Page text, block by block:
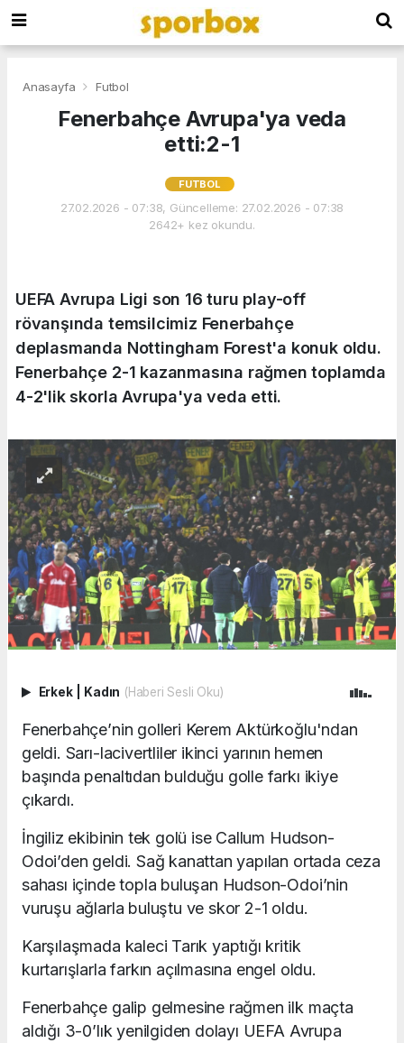
Anasayfa Futbol
Fenerbahçe Avrupa'ya veda
etti:2-1
FUTBOL
27.02.2026 - 07:38, Güncelleme: 27.02.2026 - 07:38
2642+ kez okundu.
UEFA Avrupa Ligi son 16 turu play-off
rövanşında temsilcimiz Fenerbahçe
deplasmanda Nottingham Forest'a konuk oldu.
Fenerbahçe 2-1 kazanmasına rağmen toplamda
4-2'lik skorla Avrupa'ya veda etti.
Erkek Kadın (Haberi Sesli Oku)
Fenerbahçe’nin golleri Kerem Aktürkoğlu'ndan
geldi. Sarı-lacivertliler ikinci yarının hemen
başında penaltıdan bulduğu golle farkı ikiye
çıkardı.
İngiliz ekibinin tek golü ise Callum Hudson-
Odoi’den geldi. Sağ kanattan yapılan ortada ceza
sahası içinde topla buluşan Hudson-Odoi’nin
vuruşu ağlarla buluştu ve skor 2-1 oldu.
Karşılaşmada kaleci Tarık yaptığı kritik
kurtarışlarla farkın açılmasına engel oldu.
Fenerbahçe galip gelmesine rağmen ilk maçta
aldığı 3-0’lık yenilgiden dolayı UEFA Avrupa